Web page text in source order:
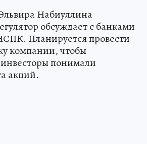
Набиуллина
обсуждает с банками
Планируется провести
компании, чтобы
понимали
акций.